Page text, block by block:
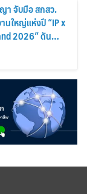
จับมือ สกสว.
ใหญ่แห่งปี “IP x
2026” ดัน
วัตกรรมไทยสู่